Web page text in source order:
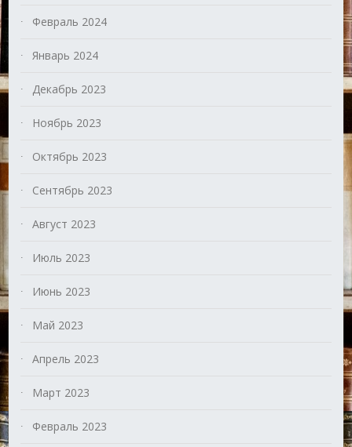
Февраль 2024
Январь 2024
Декабрь 2023
Ноябрь 2023
Октябрь 2023
Сентябрь 2023
Август 2023
Июль 2023
Июнь 2023
Май 2023
Апрель 2023
Март 2023
Февраль 2023